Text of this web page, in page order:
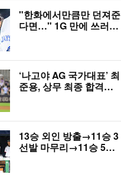
"한화에서만큼만 던져준
다면…" 1G 만에 쓰러진
‘나고야 AG 국가대표’ 최
준용, 상무 최종 합격…
13승 외인 방출→11승 3
선발 마무리→11승 5선